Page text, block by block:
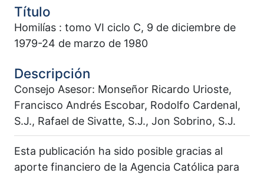
Título
Homilías : tomo VI ciclo C, 9 de diciembre de
1979-24 de marzo de 1980
Descripción
Consejo Asesor: Monseñor Ricardo Urioste,
Francisco Andrés Escobar, Rodolfo Cardenal,
S.J., Rafael de Sivatte, S.J., Jon Sobrino, S.J.
Esta publicación ha sido posible gracias al
aporte financiero de la Agencia Católica para